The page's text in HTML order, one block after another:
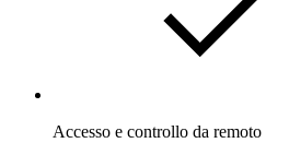
Accesso e controllo da remoto